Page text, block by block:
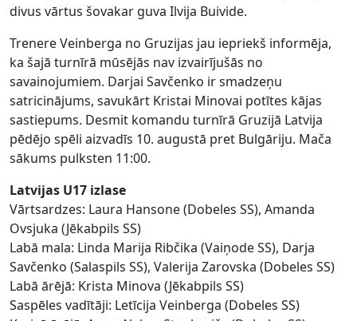
divus vārtus šovakar guva Ilvija Buivide.
Trenere Veinberga no Gruzijas jau iepriekš informēja,
ka šajā turnīrā mūsējās nav izvairījušās no
savainojumiem. Darjai Savčenko ir smadzeņu
satricinājums, savukārt Kristai Minovai potītes kājas
sastiepums. Desmit komandu turnīrā Gruzijā Latvija
pēdējo spēli aizvadīs 10. augustā pret Bulgāriju. Mača
sākums pulksten 11:00.
Latvijas U17 izlase
Vārtsardzes: Laura Hansone (Dobeles SS), Amanda
Ovsjuka (Jēkabpils SS)
Labā mala: Linda Marija Ribčika (Vaiņode SS), Darja
Savčenko (Salaspils SS), Valerija Zarovska (Dobeles SS)
Labā ārējā: Krista Minova (Jēkabpils SS)
Saspēles vadītāji: Letīcija Veinberga (Dobeles SS)